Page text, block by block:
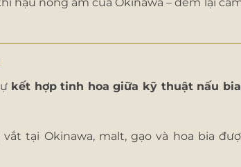
kết hợp tinh hoa giữa kỹ thuật nấu
tại Okinawa, malt, gạo và hoa bia